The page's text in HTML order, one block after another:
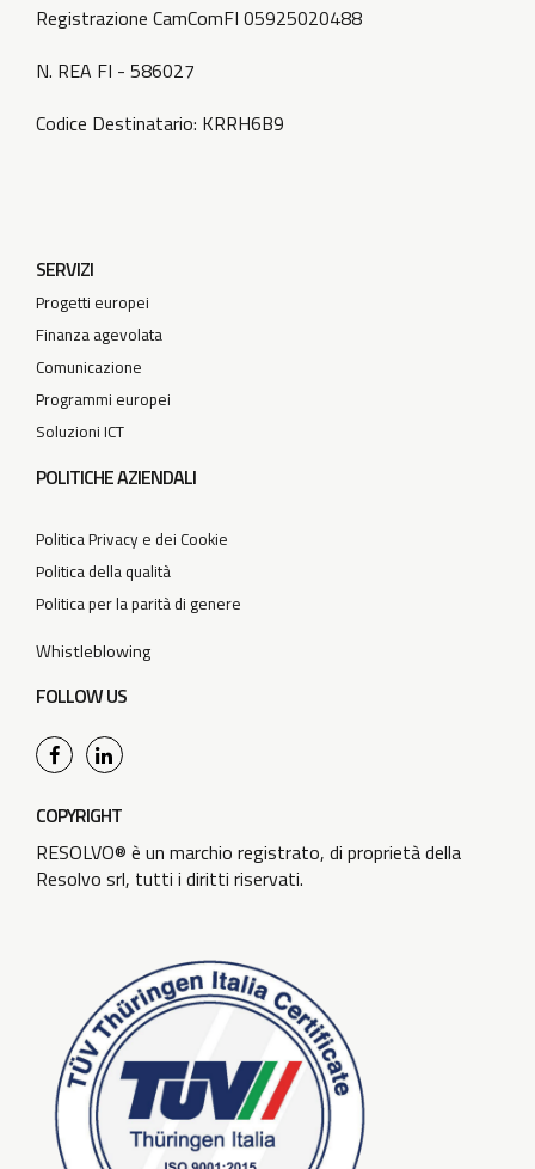
Registrazione CamComFI 05925020488
N. REA FI - 586027
Codice Destinatario: KRRH6B9
SERVIZI
Progetti europei
Finanza agevolata
Comunicazione
Programmi europei
Soluzioni ICT
POLITICHE AZIENDALI
Politica Privacy e dei Cookie
Politica della qualità
Politica per la parità di genere
Whistleblowing
FOLLOW US
COPYRIGHT
RESOLVO® è un marchio registrato, di proprietà della
Resolvo srl, tutti i diritti riservati.